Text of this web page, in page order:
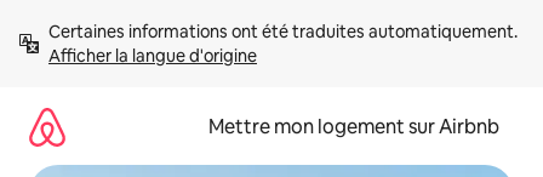
directement
Afficher la langue d'origine
Mettre mon logement sur Airbnb